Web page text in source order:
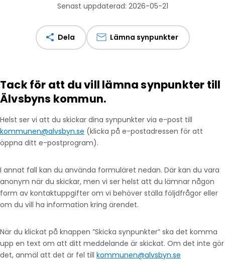
Senast uppdaterad: 2026-05-21
Dela Lämna synpunkter
Tack för att du vill lämna synpunkter till
Älvsbyns kommun.
Helst ser vi att du skickar dina synpunkter via e-post till
kommunen@alvsbyn.se (klicka på e-postadressen för att
öppna ditt e-postprogram).
I annat fall kan du använda formuläret nedan. Där kan du vara
anonym när du skickar, men vi ser helst att du lämnar någon
form av kontaktuppgifter om vi behöver ställa följdfrågor eller
om du vill ha information kring ärendet.
När du klickat på knappen ”Skicka synpunkter” ska det komma
upp en text om att ditt meddelande är skickat. Om det inte gör
det, anmäl att det är fel till kommunen@alvsbyn.se